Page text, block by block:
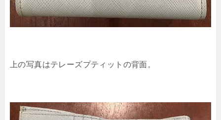
上の写真はテレーズプティットの背面。